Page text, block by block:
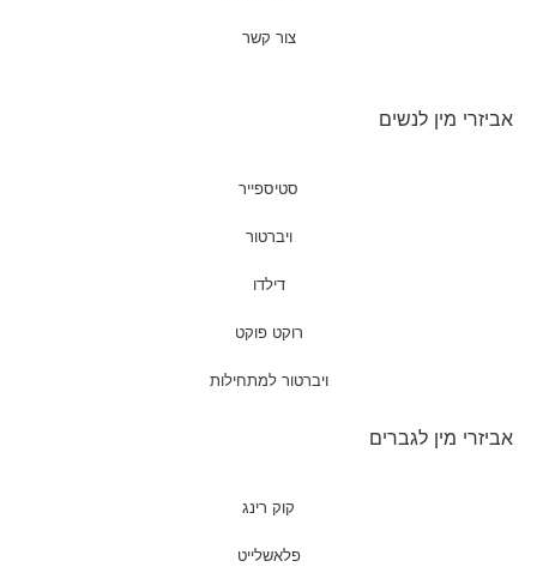
צור קשר
אביזרי מין לנשים
סטיספייר
ויברטור
דילדו
רוקט פוקט
ויברטור למתחילות
אביזרי מין לגברים
קוק רינג
פלאשלייט